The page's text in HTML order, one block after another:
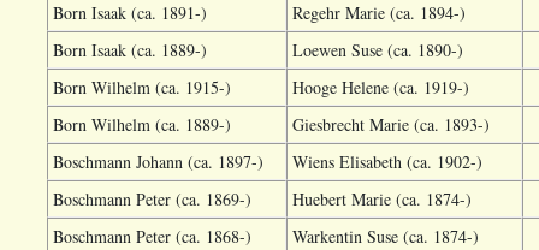
Born Isaak (ca. 1891-)
Regehr Marie (ca. 1894-)
Born Isaak (ca. 1889-)
Loewen Suse (ca. 1890-)
Born Wilhelm (ca. 1915-)
Hooge Helene (ca. 1919-)
Born Wilhelm (ca. 1889-)
Giesbrecht Marie (ca. 1893-)
Boschmann Johann (ca. 1897-)
Wiens Elisabeth (ca. 1902-)
Boschmann Peter (ca. 1869-)
Huebert Marie (ca. 1874-)
Boschmann Peter (ca. 1868-)
Warkentin Suse (ca. 1874-)